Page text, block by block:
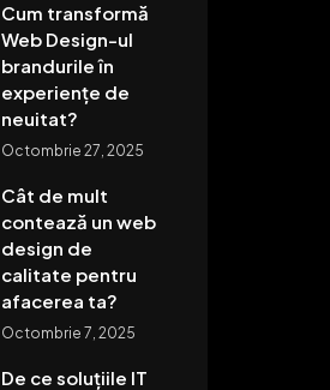
Cum transformă
Web Design-ul
brandurile în
experiențe de
neuitat?
Octombrie 27, 2025
Cât de mult
contează un web
design de
calitate pentru
afacerea ta?
Octombrie 7, 2025
De ce soluțiile IT